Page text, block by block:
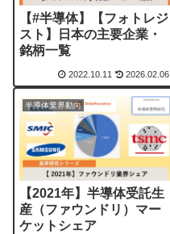
【#半導体】【フォトレジ
スト】日本の主要企業・
銘柄一覧
2022.10.11 2026.02.06
半導体業界動向
【2021年】半導体受託生
産（ファウンドリ）マー
ケットシェア